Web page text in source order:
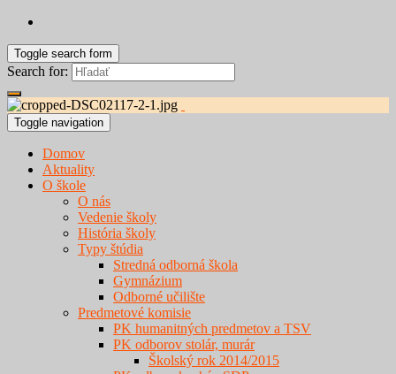
Toggle search form
Search for:
Toggle navigation
Domov
Aktuality
O škole
O nás
Vedenie školy
História školy
Typy štúdia
Stredná odborná škola
Gymnázium
Odborné učilište
Predmetové komisie
PK humanitných predmetov a TSV
PK odborov stolár, murár
Školský rok 2014/2015